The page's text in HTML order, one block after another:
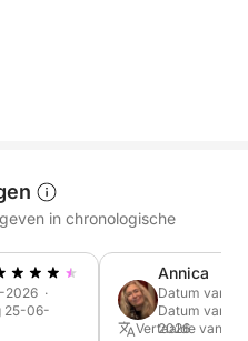
bij ons voorop. De
navigatiesystemen,
noodsignalen, een
reddingsvlot. We
opgericht, gedreven
en het bieden van
Skarda wordt geleverd
inclusief een
in chronologische
2026 ·
25-06-
Annica
Datum van
Datum van
2026
Vertaalde vanuit